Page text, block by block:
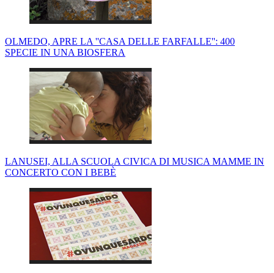
OLMEDO, APRE LA ''CASA DELLE FARFALLE'': 400
SPECIE IN UNA BIOSFERA
LANUSEI, ALLA SCUOLA CIVICA DI MUSICA MAMME IN
CONCERTO CON I BEBÈ